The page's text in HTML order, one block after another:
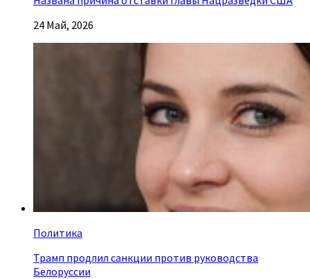
24 Май, 2026
Политика
Трамп продлил санкции против руководства
Белоруссии